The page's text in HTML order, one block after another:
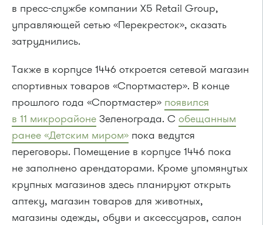
в пресс-службе компании X5 Retail Group,
управляющей сетью «Перекресток», сказать
затруднились.
Также в корпусе 1446 откроется сетевой магазин
спортивных товаров «Спортмастер». В конце
прошлого года «Спортмастер» появился
в 11 микрорайоне Зеленограда. С обещанным
ранее «Детским миром» пока ведутся
переговоры. Помещение в корпусе 1446 пока
не заполнено арендаторами. Кроме упомянутых
крупных магазинов здесь планируют открыть
аптеку, магазин товаров для животных,
магазины одежды, обуви и аксессуаров, салон